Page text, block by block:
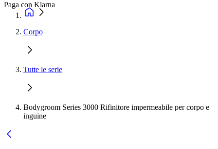
Paga con Klarna
Corpo
Tutte le serie
Bodygroom Series 3000 Rifinitore impermeabile per corpo e
inguine